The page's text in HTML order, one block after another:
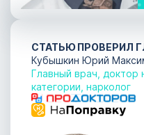
СТАТЬЮ ПРОВЕРИЛ
Кубышкин Юрий
Главный врач, доктор
категории, нарколог